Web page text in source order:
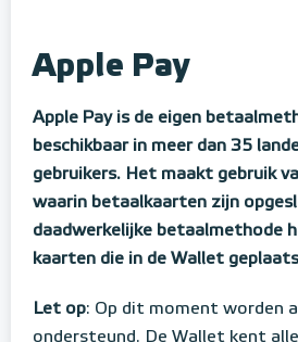
Apple Pay
Apple Pay is de eigen
beschikbaar in meer dan 35
gebruikers. Het maakt gebruik
waarin betaalkaarten zijn
daadwerkelijke betaalmethode
kaarten die in de Wallet
Let op: Op dit moment worden
ondersteund. De Wallet kent